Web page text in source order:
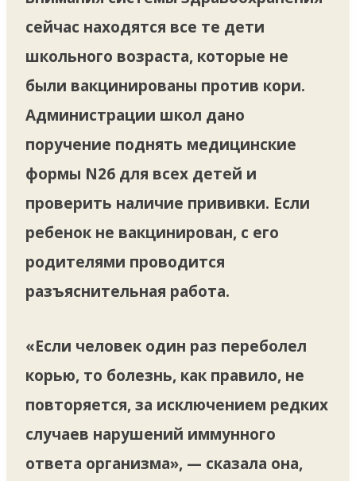
сейчас находятся все те дети
школьного возраста, которые не
были вакцинированы против кори.
Администрации школ дано
поручение поднять медицинские
формы N26 для всех детей и
проверить наличие прививки. Если
ребенок не вакцинирован, с его
родителями проводится
разъяснительная работа.
«Если человек один раз переболел
корью, то болезнь, как правило, не
повторяется, за исключением редких
случаев нарушений иммунного
ответа организма», — сказала она,